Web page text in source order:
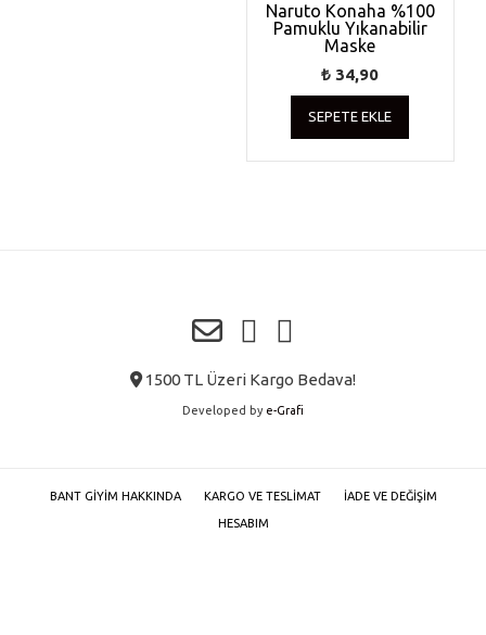
Naruto Konaha %100
Pamuklu Yıkanabilir
Maske
₺ 34,90
SEPETE EKLE
1500 TL Üzeri Kargo Bedava!
Developed by e-Grafi
BANT GIYIM HAKKINDA KARGO VE TESLIMAT İADE VE DEĞIŞIM
HESABIM